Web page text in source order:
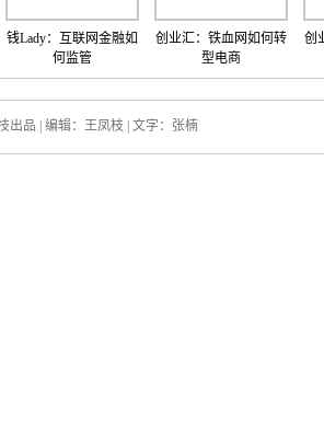
钱Lady：互联网金融如
何监管
创业汇：铁血网如何转
型电商
创
出品 | 编辑：王凤枝 | 文字：张楠